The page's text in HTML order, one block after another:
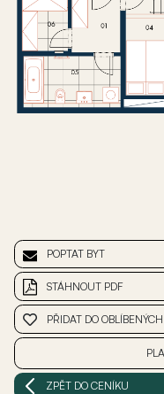
POPTAT BYT
STÁHNOUT PDF
PŘIDAT DO OBLÍBENÝCH
ZPĚT DO CENÍKU